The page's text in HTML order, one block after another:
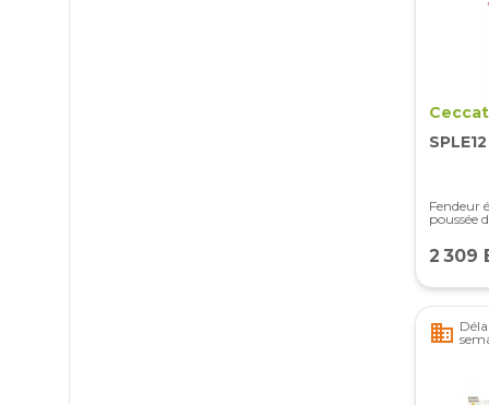
SPLE12
Fendeur
poussée
2 309
business